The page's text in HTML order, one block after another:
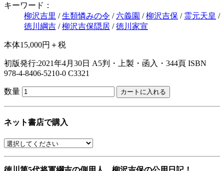
キーワード：
柳沢吉里 /生類憐みの令 / 六義園 /柳沢吉保 / 霊元天皇 /
徳川綱吉 /柳沢吉保隠居 /徳川家宣
本体15,000円＋税
初版発行:2021年4月30日 A5判・上製・函入・344頁 ISBN
978-4-8406-5210-0 C3321
数量
ネット書店で購入